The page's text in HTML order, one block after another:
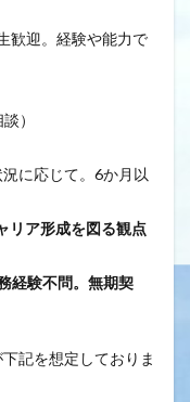
歓迎。経験や能力で
）
に応じて。6か月以
リア形成を図る観点
経験不問。無期契
記を想定しておりま